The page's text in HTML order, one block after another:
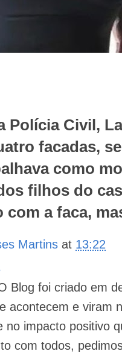
Polícia Civil,
facadas,
como
filhos do
a faca,
Martins at 13:22
Blog foi criado em
acontecem e viram
no impacto positivo
com todos,